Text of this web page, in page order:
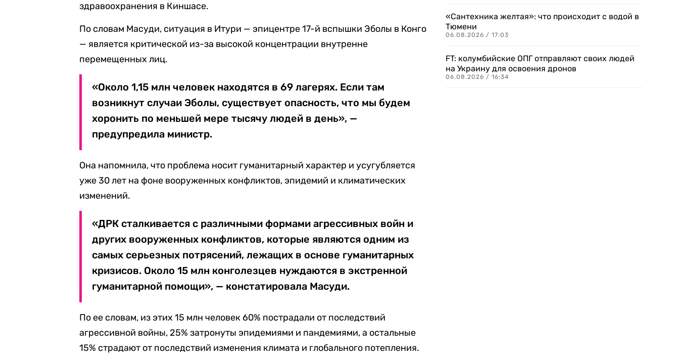
здравоохранения в Киншасе.
По словам Масуди, ситуация в Итури — эпицентре 17-й вспышки Эболы в Конго
— является критической из-за высокой концентрации внутренне
перемещенных лиц.
«Около 1,15 млн человек находятся в 69 лагерях. Если там
возникнут случаи Эболы, существует опасность, что мы будем
хоронить по меньшей мере тысячу людей в день», —
предупредила министр.
Она напомнила, что проблема носит гуманитарный характер и усугубляется
уже 30 лет на фоне вооруженных конфликтов, эпидемий и климатических
изменений.
«ДРК сталкивается с различными формами агрессивных войн и
других вооруженных конфликтов, которые являются одним из
самых серьезных потрясений, лежащих в основе гуманитарных
кризисов. Около 15 млн конголезцев нуждаются в экстренной
гуманитарной помощи», — констатировала Масуди.
По ее словам, из этих 15 млн человек 60% пострадали от последствий
агрессивной войны, 25% затронуты эпидемиями и пандемиями, а остальные
15% страдают от последствий изменения климата и глобального потепления.
«Сантехника желтая»: что происходит с водой в
Тюмени
06.08.2026 / 17:03
FT: колумбийские ОПГ отправляют своих людей
на Украину для освоения дронов
06.08.2026 / 16:34